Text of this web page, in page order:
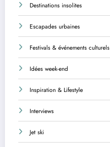
Destinations insolites
Escapades urbaines
Festivals & événements culturels
Idées week-end
Inspiration & Lifestyle
Interviews
Jet ski